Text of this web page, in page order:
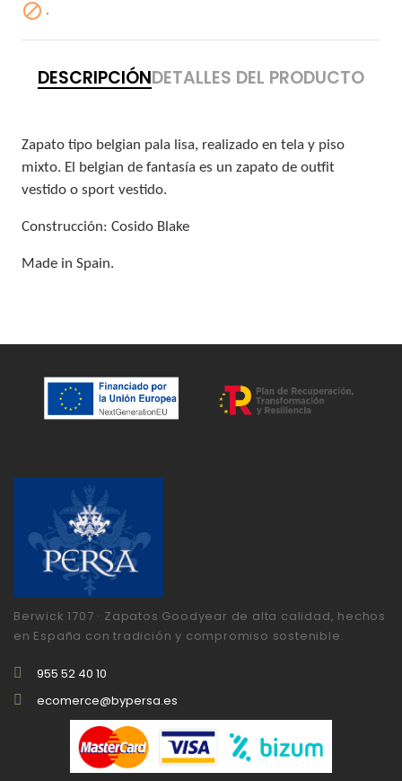
 .
DESCRIPCIÓNDETALLES DEL PRODUCTO
Zapato tipo belgian pala lisa, realizado en tela y piso
mixto. El belgian de fantasía es un zapato de outfit
vestido o sport vestido.
Construcción: Cosido Blake
Made in Spain.
Berwick 1707 · Zapatos Goodyear de alta calidad, hechos
en España con tradición y compromiso sostenible.
955 52 40 10
ecomerce@bypersa.es